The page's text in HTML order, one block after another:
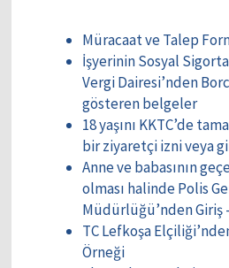
Müracaat ve Talep
İşyerinin Sosyal
Vergi Dairesi’nden
gösteren belgeler
18 yaşını KKTC’de
bir ziyaretçi izni veya
Anne ve babasının
olması halinde Polis
Müdürlüğü’nden Giriş
TC Lefkoşa
Örneği